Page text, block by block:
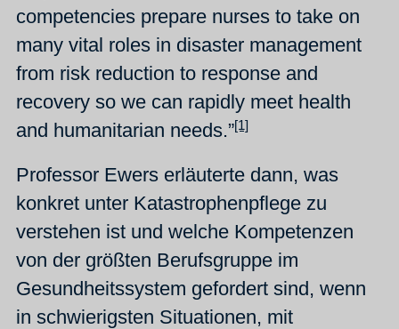
competencies prepare nurses to take on
many vital roles in disaster management
from risk reduction to response and
recovery so we can rapidly meet health
and humanitarian needs.”[1]
Professor Ewers erläuterte dann, was
konkret unter Katastrophenpflege zu
verstehen ist und welche Kompetenzen
von der größten Berufsgruppe im
Gesundheitssystem gefordert sind, wenn
in schwierigsten Situationen, mit